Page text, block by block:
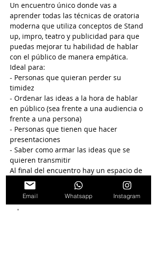
Un encuentro único donde vas a
aprender todas las técnicas de oratoria
moderna que utiliza conceptos de Stand
up, impro, teatro y publicidad para que
puedas mejorar tu habilidad de hablar
con el público de manera empática.
Ideal para:
- Personas que quieran perder su
timidez
- Ordenar las ideas a la hora de hablar
en público (sea frente a una audiencia o
frente a una persona)
- Personas que tienen que hacer
presentaciones
- Saber como armar las ideas que se
quieren transmitir
Al final del encuentro hay un espacio de
preguntas abiertas.
No te lo podés perder
Valor: $5000. se abona en efectivo en la
sala
Email Whatsapp Instagram